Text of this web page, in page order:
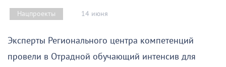
Нацпроекты 14 июня
Эксперты Регионального центра компетенций
провели в Отрадной обучающий интенсив для